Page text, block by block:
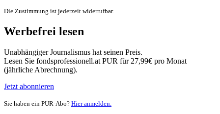
Die Zustimmung ist jederzeit widerrufbar.
Werbefrei lesen
Unabhängiger Journalismus hat seinen Preis.
Lesen Sie fondsprofessionell.at PUR für 27,99€ pro Monat
(jährliche Abrechnung).
Jetzt abonnieren
Sie haben ein PUR-Abo? Hier anmelden.